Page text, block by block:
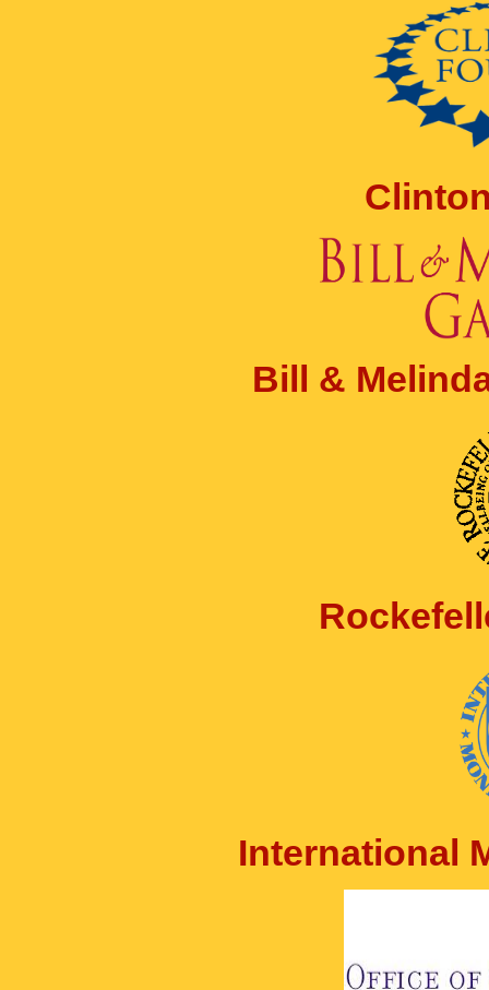
Bill &
International